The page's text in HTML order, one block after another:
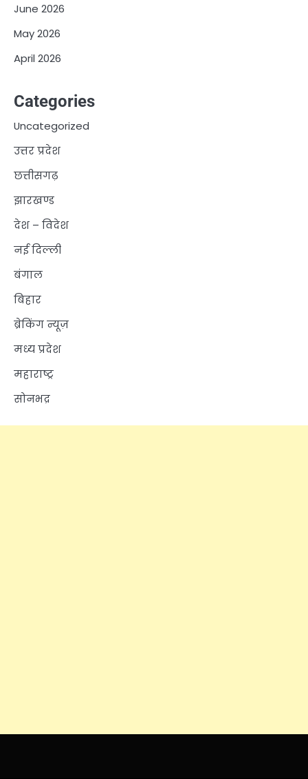
June 2026
May 2026
April 2026
Categories
Uncategorized
उत्तर प्रदेश
छत्तीसगढ़
झारखण्ड
देश – विदेश
नई दिल्ली
बंगाल
बिहार
ब्रेकिंग न्यूज़
मध्य प्रदेश
महाराष्ट्र
सोनभद्र